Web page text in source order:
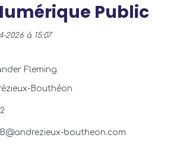
Public
à 15:07
Fleming
Bouthéon
boutheon.com